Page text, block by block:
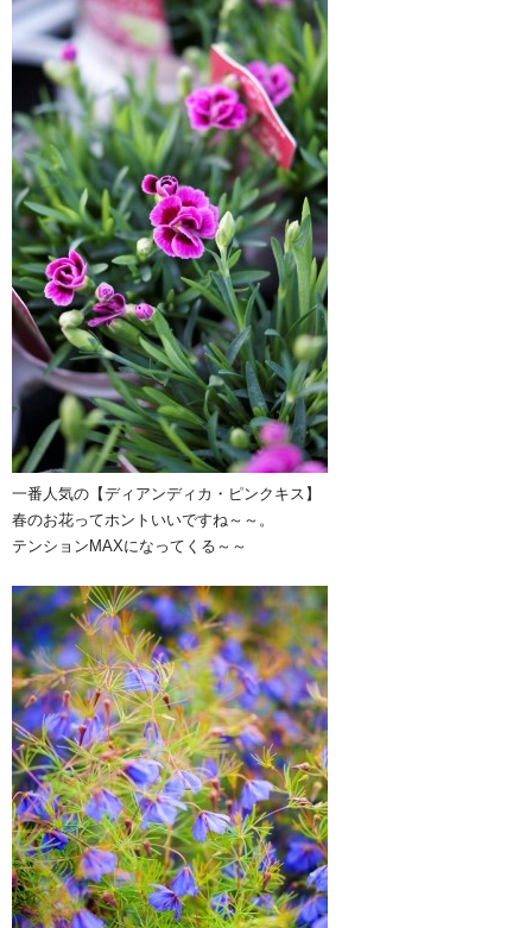
一番人気の【ディアンディカ・ピンクキス】
春のお花ってホントいいですね～～。
テンションMAXになってくる～～